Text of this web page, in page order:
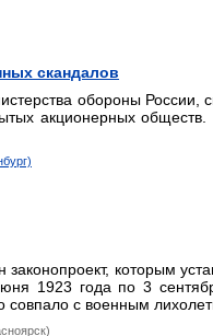
скандалов
обороны
акционерных
которым
1923 года по 3
совпало с военным